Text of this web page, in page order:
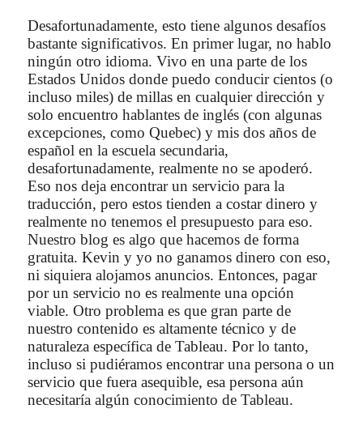
Desafortunadamente, esto tiene algunos desafíos
bastante significativos. En primer lugar, no hablo
ningún otro idioma. Vivo en una parte de los
Estados Unidos donde puedo conducir cientos (o
incluso miles) de millas en cualquier dirección y
solo encuentro hablantes de inglés (con algunas
excepciones, como Quebec) y mis dos años de
español en la escuela secundaria,
desafortunadamente, realmente no se apoderó.
Eso nos deja encontrar un servicio para la
traducción, pero estos tienden a costar dinero y
realmente no tenemos el presupuesto para eso.
Nuestro blog es algo que hacemos de forma
gratuita. Kevin y yo no ganamos dinero con eso,
ni siquiera alojamos anuncios. Entonces, pagar
por un servicio no es realmente una opción
viable. Otro problema es que gran parte de
nuestro contenido es altamente técnico y de
naturaleza específica de Tableau. Por lo tanto,
incluso si pudiéramos encontrar una persona o un
servicio que fuera asequible, esa persona aún
necesitaría algún conocimiento de Tableau.